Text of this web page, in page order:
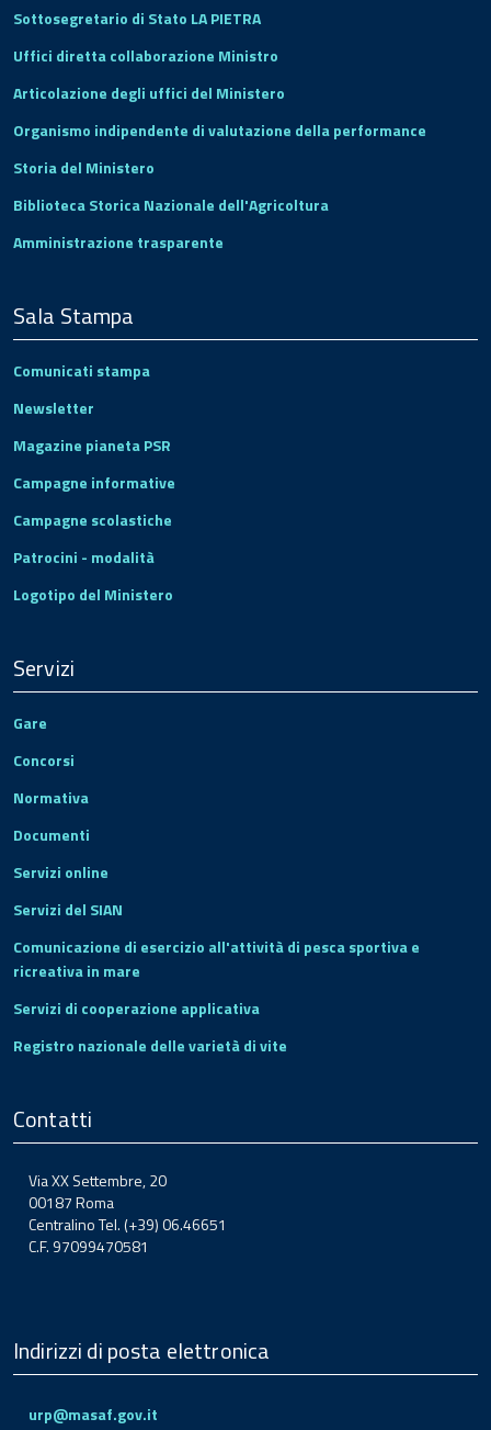
Sottosegretario di Stato LA PIETRA
Uffici diretta collaborazione Ministro
Articolazione degli uffici del Ministero
Organismo indipendente di valutazione della performance
Storia del Ministero
Biblioteca Storica Nazionale dell'Agricoltura
Amministrazione trasparente
Sala Stampa
Comunicati stampa
Newsletter
Magazine pianeta PSR
Campagne informative
Campagne scolastiche
Patrocini - modalità
Logotipo del Ministero
Servizi
Gare
Concorsi
Normativa
Documenti
Servizi online
Servizi del SIAN
Comunicazione di esercizio all'attività di pesca sportiva e
ricreativa in mare
Servizi di cooperazione applicativa
Registro nazionale delle varietà di vite
Contatti
Via XX Settembre, 20
00187 Roma
Centralino Tel. (+39) 06.46651
C.F. 97099470581
Indirizzi di posta elettronica
urp@masaf.gov.it